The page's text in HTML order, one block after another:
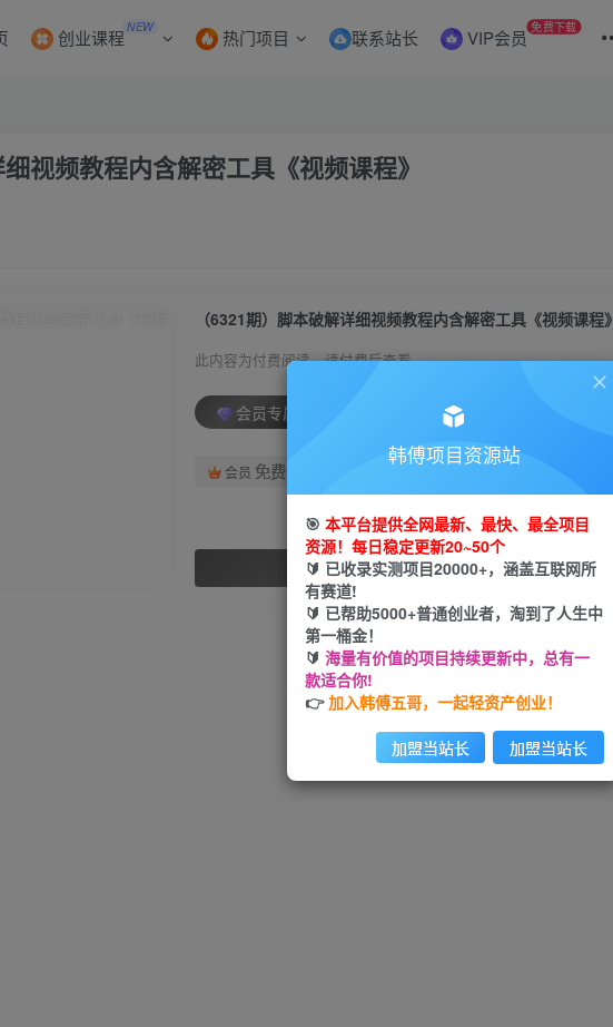
创业课程 NEW 热门项目 联系站长 VIP会员 免费下载
细视频教程内含解密工具《视频课程》
（6321期）脚本破解详细视频教程内含解密工具《视频课程》
此内容为付费阅读，请付费后查看
会员专属资源
会员 免费
您暂无
开通会员
韩傅项目资源站
🎯 本平台提供全网最新、最快、最全项目
资源！每日稳定更新20~50个
🔰 已收录实测项目20000+，涵盖互联网所
有赛道!
🔰 已帮助5000+普通创业者，淘到了人生中
第一桶金！
🔰 海量有价值的项目持续更新中，总有一
款适合你!
👉加入韩傅五哥，一起轻资产创业！
加盟当站长 加盟当站长